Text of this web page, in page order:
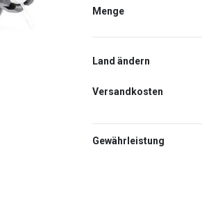
Menge
Land ändern
Versandkosten
Gewährleistung